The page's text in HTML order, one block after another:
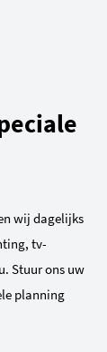
wij dagelijks
tv-
Stuur ons uw
planning